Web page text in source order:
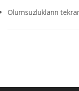
Olumsuzlukların